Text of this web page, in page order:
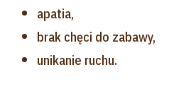
apatia,
brak chęci do zabawy,
unikanie ruchu.